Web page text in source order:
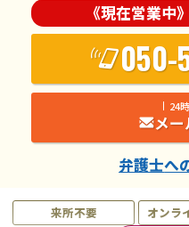
来所不要 オンラ
《現在営業中
050-
24
メー
弁護士へ